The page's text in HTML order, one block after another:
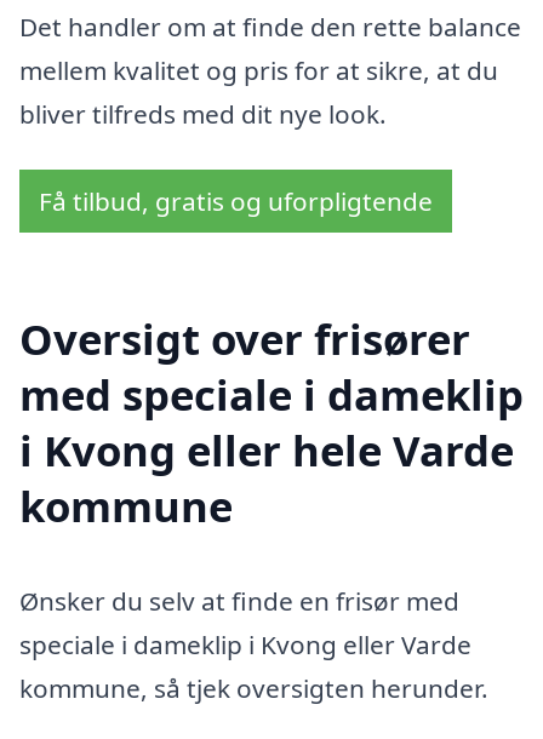
Det handler om at finde den rette balance
mellem kvalitet og pris for at sikre, at du
bliver tilfreds med dit nye look.
Få tilbud, gratis og uforpligtende
Oversigt over frisører
med speciale i dameklip
i Kvong eller hele Varde
kommune
Ønsker du selv at finde en frisør med
speciale i dameklip i Kvong eller Varde
kommune, så tjek oversigten herunder.